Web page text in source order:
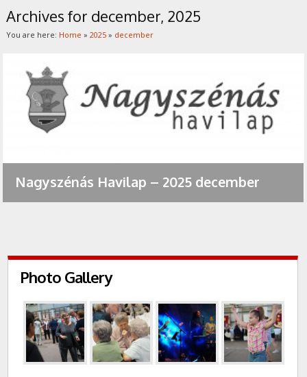
Archives for december, 2025
You are here: Home » 2025» december
Nagyszénás Havilap – 2025 december
Photo Gallery